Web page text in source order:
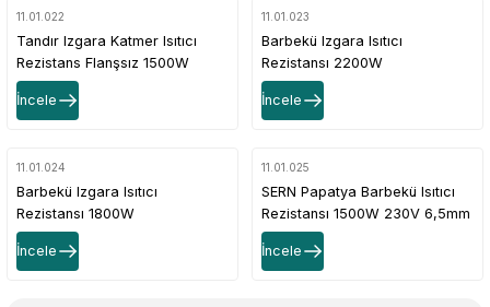
11.01.022
Tandır Izgara Katmer Isıtıcı
Rezistans Flanşsız 1500W
İncele
11.01.023
Barbekü Izgara Isıtıcı
Rezistansı 2200W
330mmx265mm 230V
İncele
11.01.024
Barbekü Izgara Isıtıcı
Rezistansı 1800W
330mmx255mm 230V
İncele
11.01.025
SERN Papatya Barbekü Isıtıcı
Rezistansı 1500W 230V 6,5mm
Uzun Boy Model
İncele